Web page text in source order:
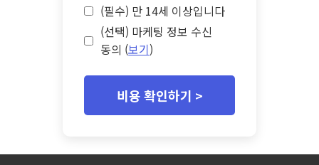
(필수) 만 14세 이상입니다
(선택) 마케팅 정보 수신
동의 (보기)
비용 확인하기 >